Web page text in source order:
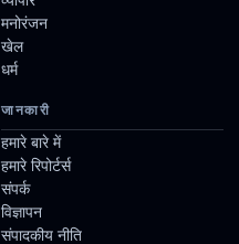
मनोरंजन
खेल
धर्म
जानकारी
हमारे बारे में
हमारे रिपोर्टर्स
संपर्क
विज्ञापन
संपादकीय नीति